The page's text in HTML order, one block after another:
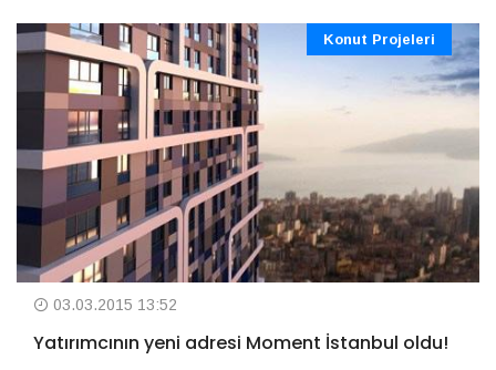
Konut Projeleri
03.03.2015 13:52
Yatırımcının yeni adresi Moment İstanbul oldu!